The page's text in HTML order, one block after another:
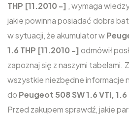
THP [11.2010 -] , wymaga
jakie powinna posiadać dobra
w sytuacji, że akumulator w
1.6 THP [11.2010 -] odmówił
zapoznaj się z naszymi tabelami.
wszystkie niezbędne informacje
do Peugeot 508 SW 1.6 VTi,
Przed zakupem sprawdź, jakie